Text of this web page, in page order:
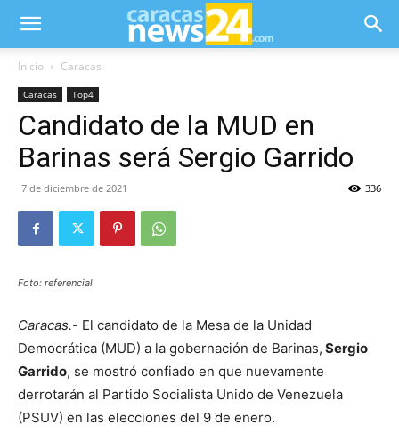
Inicio Caracas
Caracas Top4
Candidato de la MUD en
Barinas será Sergio Garrido
7 de diciembre de 2021 336
Foto: referencial
Caracas.- El candidato de la Mesa de la Unidad
Democrática (MUD) a la gobernación de Barinas, Sergio
Garrido, se mostró confiado en que nuevamente
derrotarán al Partido Socialista Unido de Venezuela
(PSUV) en las elecciones del 9 de enero.